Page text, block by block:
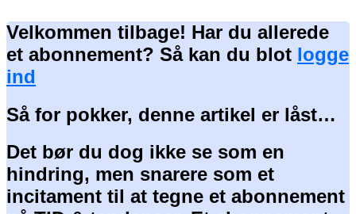
Velkommen tilbage! Har du allerede
et abonnement? Så kan du blot logge
ind
Så for pokker, denne artikel er låst…
Det bør du dog ikke se som en
hindring, men snarere som et
incitament til at tegne et abonnement